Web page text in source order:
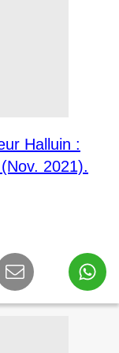
Halluin :
2021).